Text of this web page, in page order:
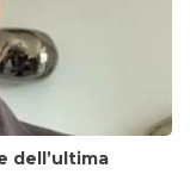
dell’ultima